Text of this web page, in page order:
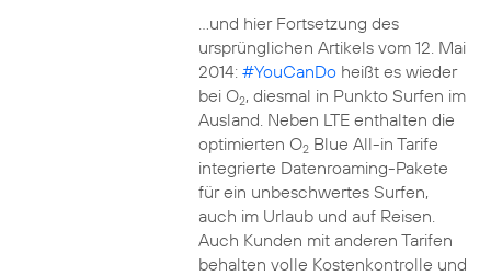
…und hier Fortsetzung des
ursprünglichen Artikels vom 12. Mai
2014: #YouCanDoheißt es wieder
bei O2, diesmal in Punkto Surfen im
Ausland. Neben LTE enthalten die
optimierten O2Blue All-in Tarife
integrierte Datenroaming-Pakete
für ein unbeschwertes Surfen,
auch im Urlaub und auf Reisen.
Auch Kunden mit anderen Tarifen
behalten volle Kostenkontrolle und